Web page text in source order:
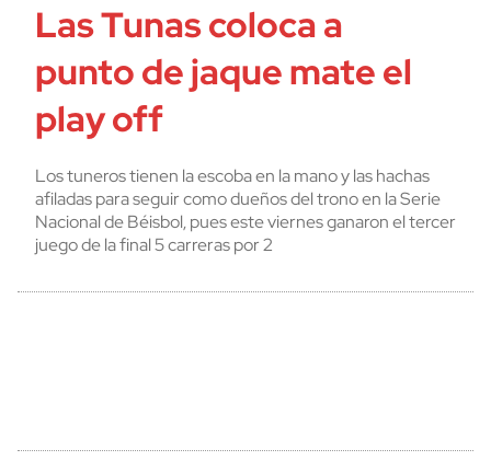
Las Tunas coloca a
punto de jaque mate el
play off
Los tuneros tienen la escoba en la mano y las hachas
afiladas para seguir como dueños del trono en la Serie
Nacional de Béisbol, pues este viernes ganaron el tercer
juego de la final 5 carreras por 2